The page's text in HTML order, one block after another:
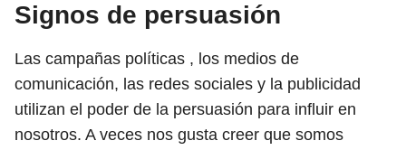
Signos de persuasión
Las campañas políticas , los medios de
comunicación, las redes sociales y la publicidad
utilizan el poder de la persuasión para influir en
nosotros. A veces nos gusta creer que somos